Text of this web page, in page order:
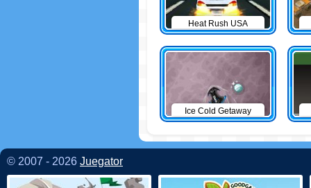
Heat Rush USA
Ice Cold Getaway
© 2007 - 2026 Juegator